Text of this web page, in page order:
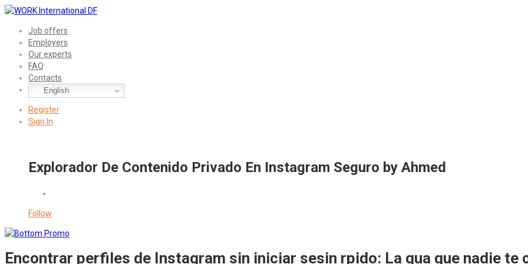
Job offers
Employers
Our experts
FAQ
Contacts
English
Register
Sign In
Explorador De Contenido Privado En Instagram Seguro by Ahmed
Follow
Encontrar perfiles de Instagram sin iniciar sesin rpido: La gua que nadie te